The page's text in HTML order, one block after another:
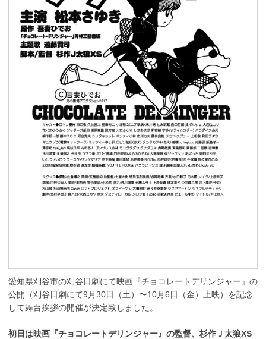
愛知県刈谷市の刈谷日劇にて映画『チョコレートデリンジャー』の
公開（刈谷日劇にて9月30日（土）〜10月6日（金）上映）を記念
して舞台挨拶の開催が決定致しました。
初日は映画『チョコレートデリンジャー』の監督、杉作Ｊ太狼XS